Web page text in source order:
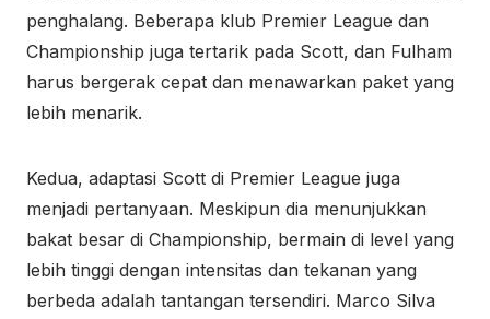
penghalang. Beberapa klub Premier League dan
Championship juga tertarik pada Scott, dan Fulham
harus bergerak cepat dan menawarkan paket yang
lebih menarik.
Kedua, adaptasi Scott di Premier League juga
menjadi pertanyaan. Meskipun dia menunjukkan
bakat besar di Championship, bermain di level yang
lebih tinggi dengan intensitas dan tekanan yang
berbeda adalah tantangan tersendiri. Marco Silva